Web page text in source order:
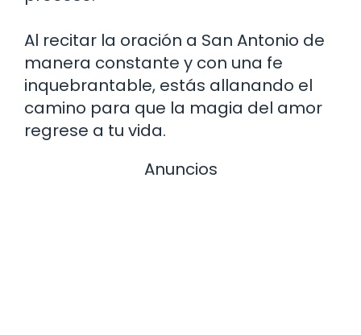
Al recitar la oración a San Antonio de
manera constante y con una fe
inquebrantable, estás allanando el
camino para que la magia del amor
regrese a tu vida.
Anuncios